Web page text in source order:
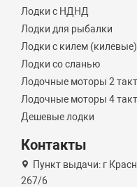
Лодки с НДНД
Лодки для рыбалки
Лодки с килем (килевые)
Лодки со сланью
Лодочные моторы 2
Лодочные моторы 4
Дешевые лодки
Контакты
Пункт выдачи: г
267/6